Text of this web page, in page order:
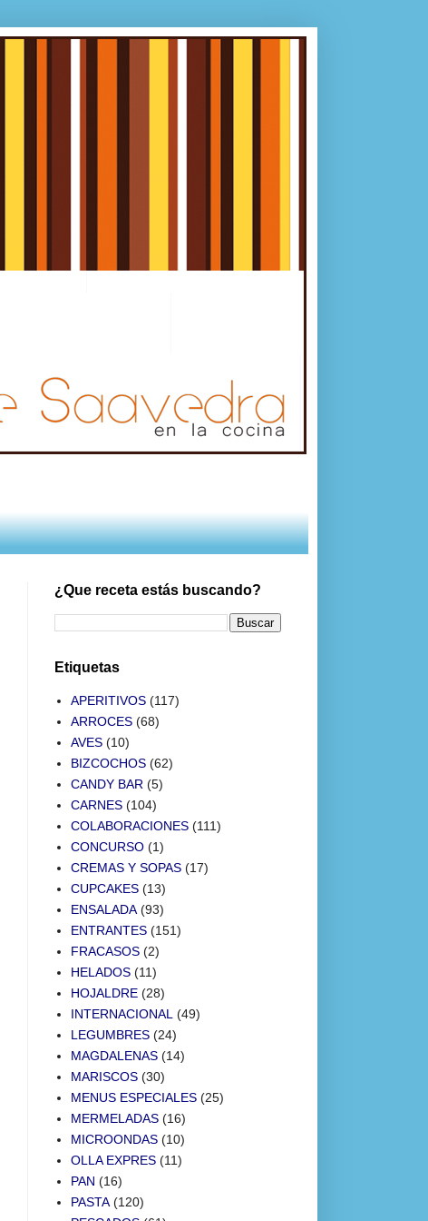
¿Que receta estás buscando?
Etiquetas
APERITIVOS (117)
ARROCES (68)
AVES (10)
BIZCOCHOS (62)
CANDY BAR (5)
CARNES (104)
COLABORACIONES (111)
CONCURSO (1)
CREMAS Y SOPAS (17)
CUPCAKES (13)
ENSALADA (93)
ENTRANTES (151)
FRACASOS (2)
HELADOS (11)
HOJALDRE (28)
INTERNACIONAL (49)
LEGUMBRES (24)
MAGDALENAS (14)
MARISCOS (30)
MENUS ESPECIALES (25)
MERMELADAS (16)
MICROONDAS (10)
OLLA EXPRES (11)
PAN (16)
PASTA (120)